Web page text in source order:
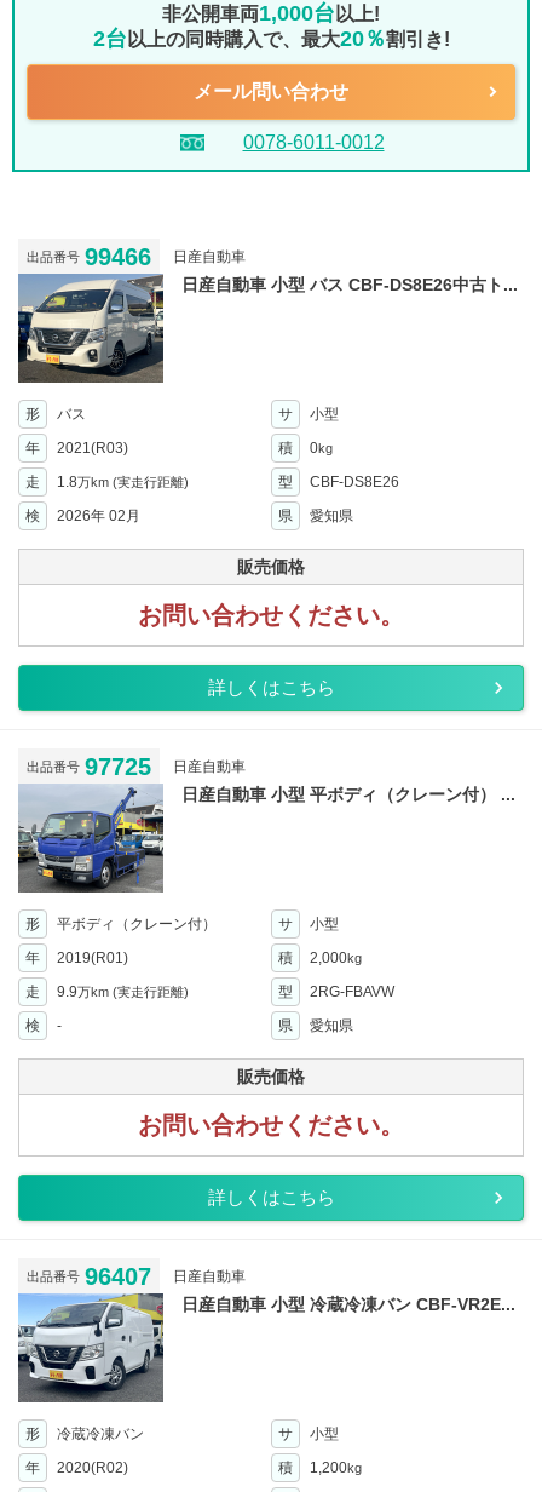
非公開車両1,000台 以上!
2台 以上の同時購入で、最大20％割引き!
メール問い合わせ
0078-6011-0012
出品番号 99466 日産自動車
日産自動車 小型 バス CBF-DS8E26中古ト...
形 バス サ
小型
年
2021(R03) 積 0kg
走 1.8万km (実走行距離) 型
CBF-DS8E26
検
2026年 02月 県 愛知県
販売価格
お問い合わせください。
詳しくはこちら
出品番号 97725 日産自動車
日産自動車 小型 平ボディ（クレーン付） ...
形 平ボディ（クレーン付） サ
小型
年
2019(R01) 積 2,000kg
走 9.9万km (実走行距離) 型
2RG-FBAVW
検
- 県 愛知県
販売価格
お問い合わせください。
詳しくはこちら
出品番号 96407 日産自動車
日産自動車 小型 冷蔵冷凍バン CBF-VR2E...
形 冷蔵冷凍バン サ
小型
年
2020(R02) 積 1,200kg